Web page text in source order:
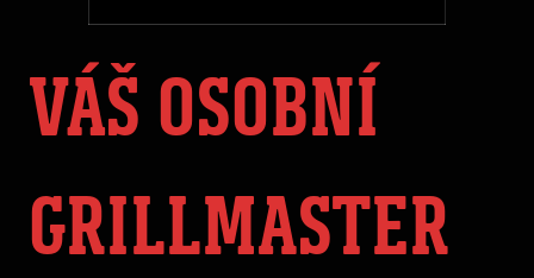
VÁŠ OSOBNÍ
GRILLMASTER